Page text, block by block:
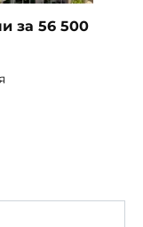
за 56 500